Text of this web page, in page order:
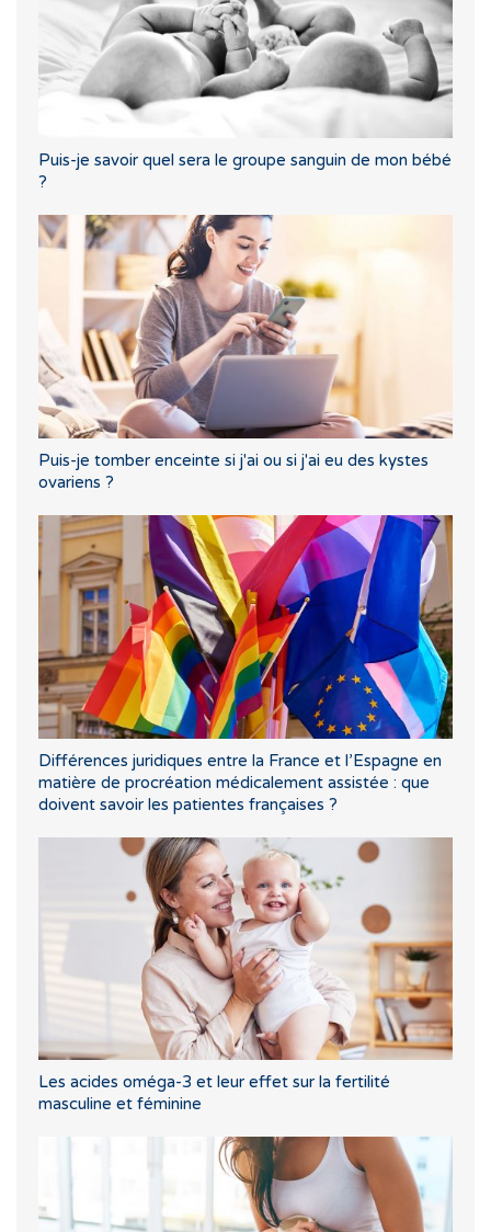
Puis-je savoir quel sera le groupe sanguin de mon bébé
?
Puis-je tomber enceinte si j'ai ou si j'ai eu des kystes
ovariens ?
Différences juridiques entre la France et l’Espagne en
matière de procréation médicalement assistée : que
doivent savoir les patientes françaises ?
Les acides oméga-3 et leur effet sur la fertilité
masculine et féminine